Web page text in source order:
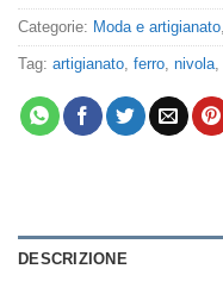
Categorie: Moda e artigianato
Tag: artigianato ferro nivola
DESCRIZIONE